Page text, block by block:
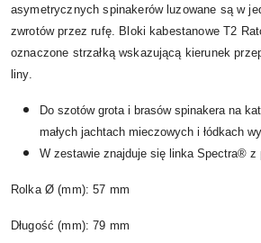
asymetrycznych spinakerów luzowane są w
zwrotów przez rufę. Bloki kabestanowe T2
oznaczone strzałką wskazującą kierunek
liny.
Do szotów grota i brasów spinakera na
małych jachtach mieczowych i łódkach
W zestawie znajduje się linka Spectra® z
Rolka Ø (mm): 57 mm
Długość (mm): 79 mm